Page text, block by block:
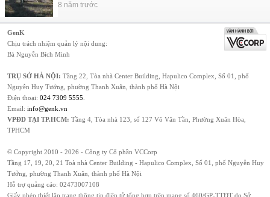
8 năm trước
GenK
Chịu trách nhiệm quản lý nội dung:
Bà Nguyễn Bích Minh
TRỤ SỞ HÀ NỘI: Tầng 22, Tòa nhà Center Building, Hapulico Complex, Số 01, phố
Nguyễn Huy Tưởng, phường Thanh Xuân, thành phố Hà Nội
Điện thoại: 024 7309 5555
Email: info@genk.vn
VPĐD TẠI TP.HCM: Tầng 4, Tòa nhà 123, số 127 Võ Văn Tần, Phường Xuân Hòa,
TPHCM
© Copyright 2010 - 2026 - Công ty Cổ phần VCCorp
Tầng 17, 19, 20, 21 Toà nhà Center Building - Hapulico Complex, Số 01, phố Nguyễn Huy
Tưởng, phường Thanh Xuân, thành phố Hà Nội
Hỗ trợ quảng cáo: 02473007108
Giấy phép thiết lập trang thông tin điện tử tổng hợp trên mạng số 460/GP-TTĐT do Sở